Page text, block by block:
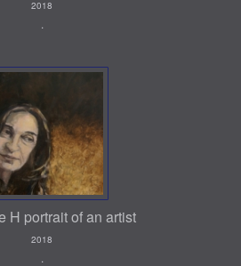
2018
.
H portrait of an artist
2018
.